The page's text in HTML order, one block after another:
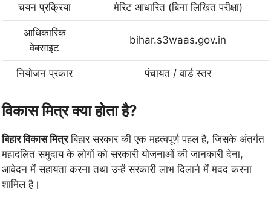
चयन प्रक्रिया मेरिट आधारित (बिना लिखित परीक्षा)
आधिकारिक
वेबसाइट
bihar.s3waas.gov.in
नियोजन प्रकार पंचायत / वार्ड स्तर
विकास मित्र क्या होता है?
बिहार विकास मित्रबिहार सरकार की एक महत्वपूर्ण पहल है, जिसके अंतर्गत
महादलित समुदाय के लोगों को सरकारी योजनाओं की जानकारी देना,
आवेदन में सहायता करना तथा उन्हें सरकारी लाभ दिलाने में मदद करना
शामिल है।